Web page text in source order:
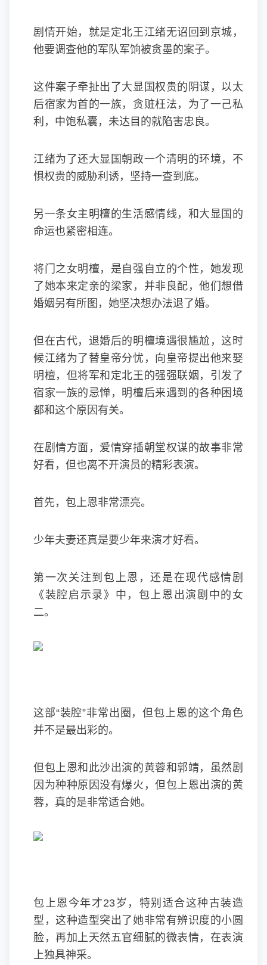
剧情开始，就是定北王江绪无诏回到京城，
他要调查他的军队军饷被贪墨的案子。
这件案子牵扯出了大显国权贵的阴谋，以太
后宿家为首的一族，贪赃枉法，为了一己私
利，中饱私囊，未达目的就陷害忠良。
江绪为了还大显国朝政一个清明的环境，不
惧权贵的威胁利诱，坚持一查到底。
另一条女主明檀的生活感情线，和大显国的
命运也紧密相连。
将门之女明檀，是自强自立的个性，她发现
了她本来定亲的梁家，并非良配，他们想借
婚姻另有所图，她坚决想办法退了婚。
但在古代，退婚后的明檀境遇很尴尬，这时
候江绪为了替皇帝分忧，向皇帝提出他来娶
明檀，但将军和定北王的强强联姻，引发了
宿家一族的忌惮，明檀后来遇到的各种困境
都和这个原因有关。
在剧情方面，爱情穿插朝堂权谋的故事非常
好看，但也离不开演员的精彩表演。
首先，包上恩非常漂亮。
少年夫妻还真是要少年来演才好看。
第一次关注到包上恩，还是在现代感情剧
《装腔启示录》中，包上恩出演剧中的女
二。
这部“装腔”非常出圈，但包上恩的这个角色
并不是最出彩的。
但包上恩和此沙出演的黄蓉和郭靖，虽然剧
因为种种原因没有爆火，但包上恩出演的黄
蓉，真的是非常适合她。
包上恩今年才23岁，特别适合这种古装造
型，这种造型突出了她非常有辨识度的小圆
脸，再加上天然五官细腻的微表情，在表演
上独具神采。